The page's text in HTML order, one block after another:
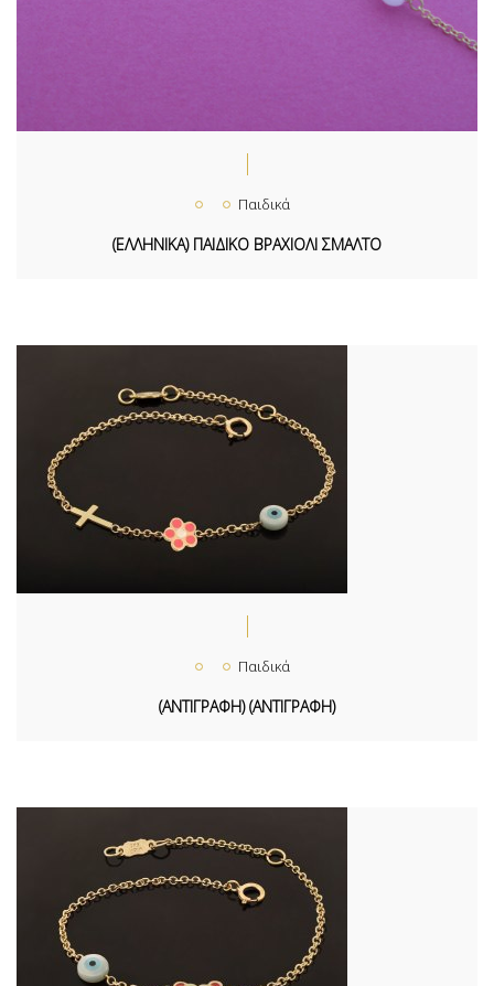
Παιδικά
(ΕΛΛΗΝΙΚΑ) ΠΑΙΔΙΚΟ ΒΡΑΧΙΟΛΙ ΣΜΑΛΤΟ
Παιδικά
(ΑΝΤΙΓΡΑΦΗ) (ΑΝΤΙΓΡΑΦΗ)